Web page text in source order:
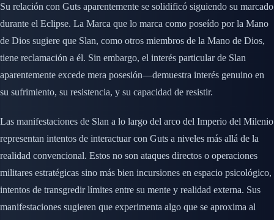
Su relación con Guts aparentemente se solidificó siguiendo su marcado
durante el Eclipse. La Marca que lo marca como poseído por la Mano
de Dios sugiere que Slan, como otros miembros de la Mano de Dios,
tiene reclamación a él. Sin embargo, el interés particular de Slan
aparentemente excede mera posesión—demuestra interés genuino en
su sufrimiento, su resistencia, y su capacidad de resistir.
Las manifestaciones de Slan a lo largo del arco del Imperio del Milenio
representan intentos de interactuar con Guts a niveles más allá de la
realidad convencional. Estos no son ataques directos o operaciones
militares estratégicas sino más bien incursiones en espacio psicológico,
intentos de transgredir límites entre su mente y realidad externa. Sus
manifestaciones sugieren que experimenta algo que se aproxima al